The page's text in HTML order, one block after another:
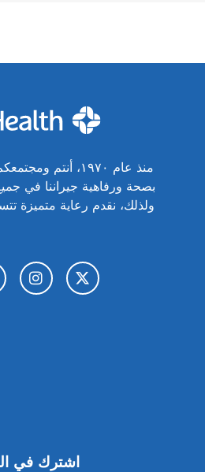
منذ عام ١٩٧٠، أنتم
بصحة ورفاهية جيراننا في
ولذلك، نقدم رعاية متميزة
لينكدإنستغرام
اشترك في